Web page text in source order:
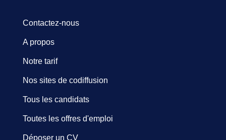
Contactez-nous
A propos
Notre tarif
Nos sites de codiffusion
Tous les candidats
Toutes les offres d'emploi
Déposer un CV